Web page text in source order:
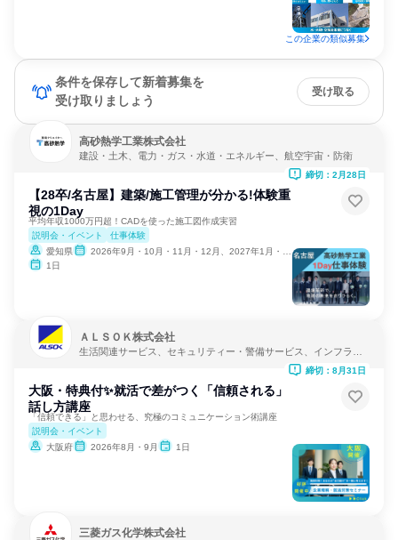
この企業の類似募集
条件を保存して新着募集を
受け取りましょう
受け取る
高砂熱学工業株式会社
建設・土木、電力・ガス・水道・エネルギー、航空宇宙・防衛
【28卒/名古屋】建築/施工管理が分かる!体験重
視の1Day
平均年収1000万円超！CADを使った施工図作成実習
説明会・イベント
仕事体験
愛知県
2026年9月・10月・11月・12月、2027年1月・2月
1日
締切：2月28日
ＡＬＳＯＫ株式会社
生活関連サービス、セキュリティー・警備サービス、インフラ・
大阪・特典付✨就活で差がつく「信頼される」
話し方講座
「信頼できる」と思わせる、究極のコミュニケーション術講座
説明会・イベント
大阪府
2026年8月・9月 1日
締切：8月31日
三菱ガス化学株式会社